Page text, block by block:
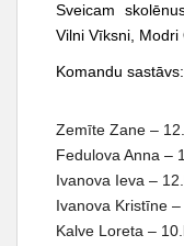
Sveicam
Vilni Vīksni, Modri
Komandu sastāvs:
Zemīte Zane –
Fedulova Anna –
Ivanova Ieva –
Ivanova Kristīne –
Kalve Loreta –